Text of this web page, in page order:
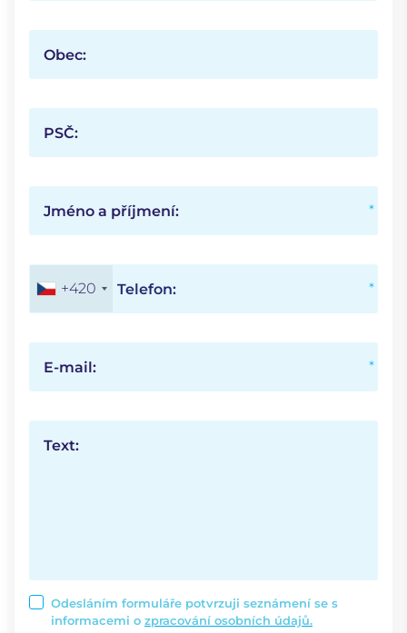
Obec:
PSČ:
Jméno a příjmení:
Telefon:
+420
E-mail:
Text:
Odesláním formuláře potvrzuji seznámení se s
informacemi o zpracování osobních údajů.